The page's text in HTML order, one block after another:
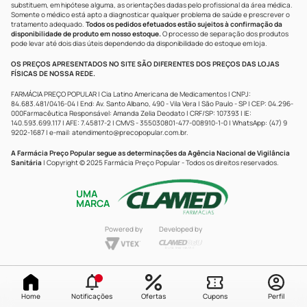
Home Notificações Ofertas Cupons Perfil
substituem, em hipótese alguma, as orientações dadas pelo profissional da área médica.
Somente o médico está apto a diagnosticar qualquer problema de saúde e prescrever o
tratamento adequado. Todos os pedidos efetuados estão sujeitos à confirmação da
disponibilidade de produto em nosso estoque.O processo de separação dos produtos
pode levar até dois dias úteis dependendo da disponibilidade do estoque em loja.
OS PREÇOS APRESENTADOS NO SITE SÃO DIFERENTES DOS PREÇOS DAS LOJAS
FÍSICAS DE NOSSA REDE.
FARMÁCIA PREÇO POPULAR | Cia Latino Americana de Medicamentos | CNPJ:
84.683.481/0416-04 | End: Av. Santo Albano, 490 - Vila Vera | São Paulo - SP | CEP: 04.296-
000Farmacêutica Responsável: Amanda Zelia Deodato | CRF/SP: 107393 | IE:
140.593.699.117 | AFE: 7.45817-2 | CMVS - 355030801-477-008910-1-0 | WhatsApp: (47) 9
9202-1687 | e-mail: atendimento@precopopular.com.br.
A Farmácia Preço Popular segue as determinações da Agência Nacional de Vigilância
Sanitária | Copyright © 2025 Farmácia Preço Popular - Todos os direitos reservados.
UMA
MARCA
Powered by Developed by